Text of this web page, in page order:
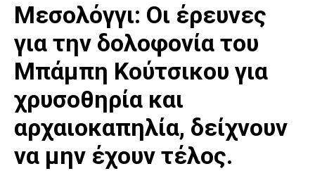
Μεσολόγγι: Οι έρευνες
για την δολοφονία του
Μπάμπη Κούτσικου για
χρυσοθηρία και
αρχαιοκαπηλία, δείχνουν
να μην έχουν τέλος.